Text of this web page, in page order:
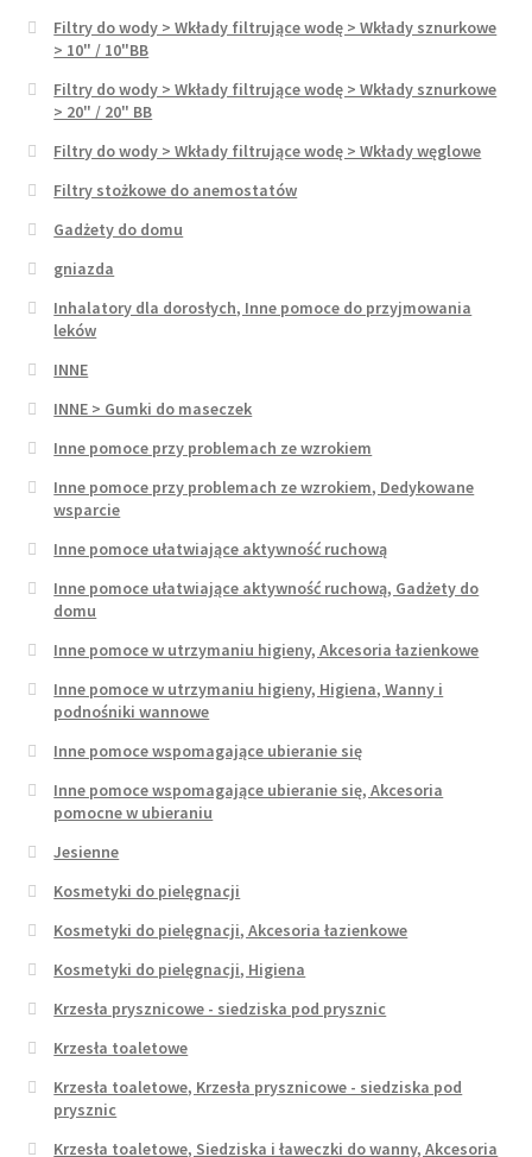
Filtry do wody > Wkłady filtrujące wodę > Wkłady sznurkowe
> 10" / 10"BB
Filtry do wody > Wkłady filtrujące wodę > Wkłady sznurkowe
> 20" / 20" BB
Filtry do wody > Wkłady filtrujące wodę > Wkłady węglowe
Filtry stożkowe do anemostatów
Gadżety do domu
gniazda
Inhalatory dla dorosłych, Inne pomoce do przyjmowania
leków
INNE
INNE > Gumki do maseczek
Inne pomoce przy problemach ze wzrokiem
Inne pomoce przy problemach ze wzrokiem, Dedykowane
wsparcie
Inne pomoce ułatwiające aktywność ruchową
Inne pomoce ułatwiające aktywność ruchową, Gadżety do
domu
Inne pomoce w utrzymaniu higieny, Akcesoria łazienkowe
Inne pomoce w utrzymaniu higieny, Higiena, Wanny i
podnośniki wannowe
Inne pomoce wspomagające ubieranie się
Inne pomoce wspomagające ubieranie się, Akcesoria
pomocne w ubieraniu
Jesienne
Kosmetyki do pielęgnacji
Kosmetyki do pielęgnacji, Akcesoria łazienkowe
Kosmetyki do pielęgnacji, Higiena
Krzesła prysznicowe - siedziska pod prysznic
Krzesła toaletowe
Krzesła toaletowe, Krzesła prysznicowe - siedziska pod
prysznic
Krzesła toaletowe, Siedziska i ławeczki do wanny, Akcesoria